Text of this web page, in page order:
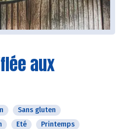
aux
Sans gluten
Eté Printemps